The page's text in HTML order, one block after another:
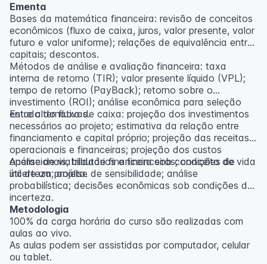
Ementa
Bases da matemática financeira: revisão de conceitos
econômicos (fluxo de caixa, juros, valor presente, valor
futuro e valor uniforme); relações de equivalência entre
capitais; descontos.
Métodos de análise e avaliação financeira: taxa
interna de retorno (TIR); valor presente líquido (VPL);
tempo de retorno (PayBack); retorno sobre o
investimento (ROI); análise econômica para seleção
entre alternativas.
Estudo do fluxo de caixa: projeção dos investimentos
necessários ao projeto; estimativa da relação entre
financiamento e capital próprio; projeção das receitas
operacionais e financeiras; projeção dos custos
operacionais, tributários e financeiros; conceito de vida
útil de um projeto.
Análise de viabilidade financeira sob condições de
incerteza; análise de sensibilidade; análise
probabilística; decisões econômicas sob condições de
incerteza.
Metodologia
100% da carga horária do curso são realizadas com
aulas ao vivo.
As aulas podem ser assistidas por computador, celular
ou tablet.